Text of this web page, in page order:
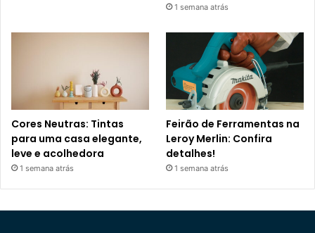
1 semana atrás
Cores Neutras: Tintas
para uma casa elegante,
leve e acolhedora
1 semana atrás
Feirão de Ferramentas na
Leroy Merlin: Confira
detalhes!
1 semana atrás